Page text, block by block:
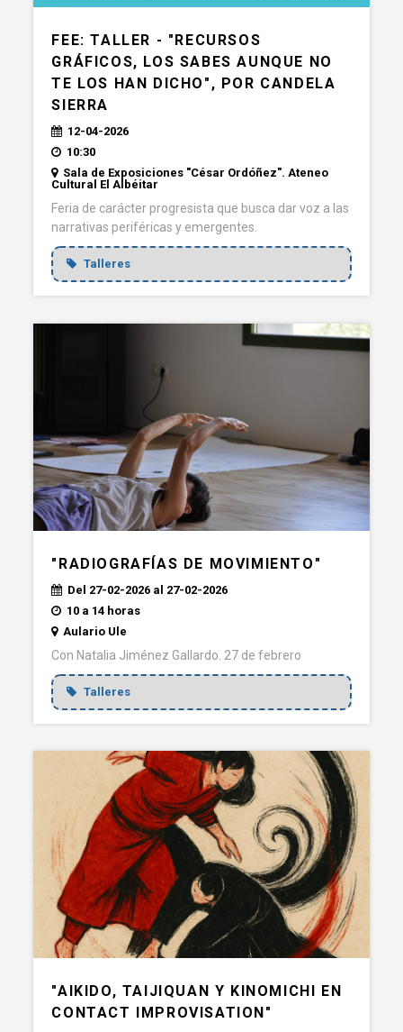
FEE: TALLER - "RECURSOS
GRÁFICOS, LOS SABES AUNQUE NO
TE LOS HAN DICHO", POR CANDELA
SIERRA
12-04-2026
10:30
Sala de Exposiciones "César Ordóñez". Ateneo
Cultural El Albéitar
Feria de carácter progresista que busca dar voz a las
narrativas periféricas y emergentes.
Talleres
"RADIOGRAFÍAS DE MOVIMIENTO"
Del 27-02-2026 al 27-02-2026
10 a 14 horas
Aulario Ule
Con Natalia Jiménez Gallardo. 27 de febrero
Talleres
"AIKIDO, TAIJIQUAN Y KINOMICHI EN
CONTACT IMPROVISATION"